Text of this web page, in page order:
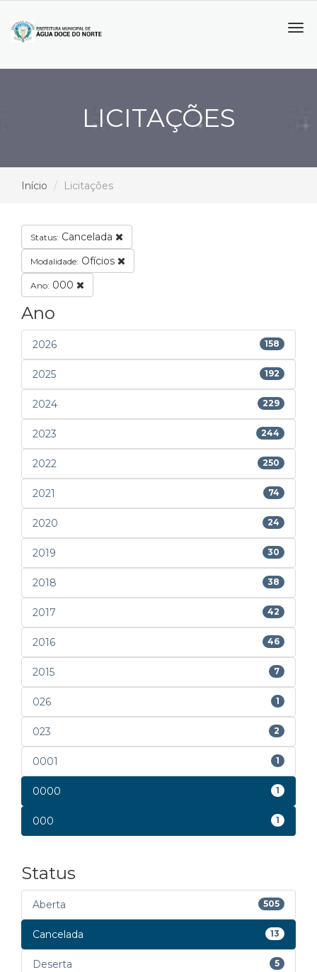
LICITAÇÕES
Início Licitações
Status: Cancelada
Modalidade: Ofícios
Ano: 000
Ano
2026 158
2025 192
2024 229
2023 244
2022 250
2021 74
2020 24
2019 30
2018 38
2017 42
2016 46
2015 7
026 1
023 2
0001 1
0000 1
000 1
Status
Aberta 505
Cancelada 13
Deserta 5